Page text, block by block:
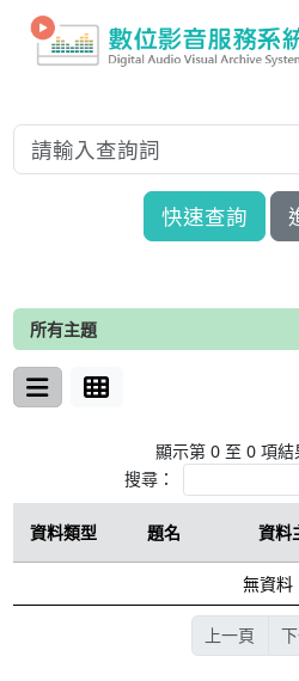
快速查詢
所有主題
顯示第 0 至 0 項
搜尋：
資料類型 題名 資料
無資料
上一頁